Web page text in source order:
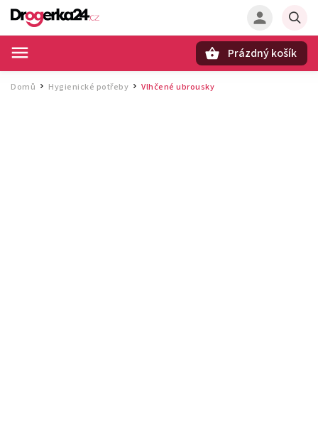
Prázdný košík
Domů / Hygienické potřeby / Vlhčené ubrousky